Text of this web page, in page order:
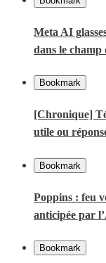
Meta AI
dans le champ
Bookmark
[Chronique]
utile ou
Bookmark
Poppins : feu
anticipée par
Bookmark